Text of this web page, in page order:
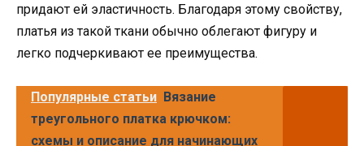
придают ей эластичность. Благодаря этому свойству,
платья из такой ткани обычно облегают фигуру и
легко подчеркивают ее преимущества.
Популярные статьи Вязание
треугольного платка крючком:
схемы и описание для начинающих